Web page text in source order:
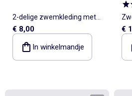
2-delige zwemkleding met
ruches
€ 8,00
In winkelmandje
€